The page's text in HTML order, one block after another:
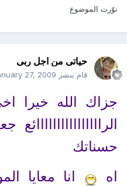
نوّرت الموضوع
حياتى من اجل ربى
قام بنشر 27, 2009
جزاك الله خيرا
حسناتك
اه
انا معايا